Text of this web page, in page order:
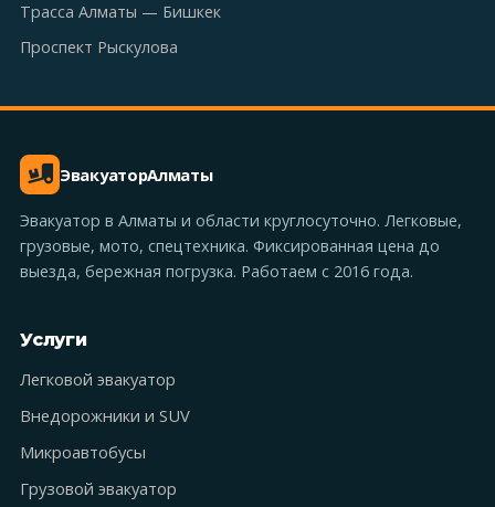
Трасса Алматы — Бишкек
Проспект Рыскулова
ЭвакуаторАлматы
Эвакуатор в Алматы и области круглосуточно. Легковые,
грузовые, мото, спецтехника. Фиксированная цена до
выезда, бережная погрузка. Работаем с 2016 года.
Услуги
Легковой эвакуатор
Внедорожники и SUV
Микроавтобусы
Грузовой эвакуатор